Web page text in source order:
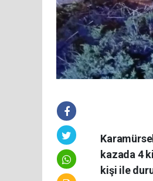
kazada 4
kişi ile